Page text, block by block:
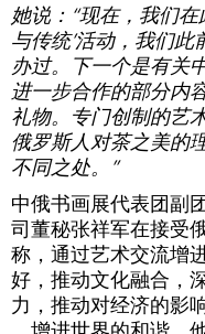
她说：“现在，我们
与传统’活动，我们
办过。下一个是有关
进一步合作的部分内
礼物。专门创制的艺
俄罗斯人对茶之美的
不同之处。”
中俄书画展代表团副
司董秘张祥军在接受
称，通过艺术交流增
好，推动文化融合，
力，推动对经济的影